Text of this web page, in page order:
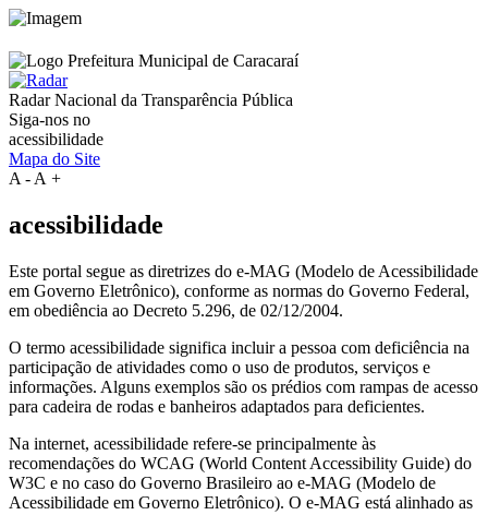
Radar Nacional da Transparência Pública
Siga-nos no
acessibilidade
Mapa do Site
A-A +
acessibilidade
Este portal segue as diretrizes do e-MAG (Modelo de Acessibilidade
em Governo Eletrônico), conforme as normas do Governo Federal,
em obediência ao Decreto 5.296, de 02/12/2004.
O termo acessibilidade significa incluir a pessoa com deficiência na
participação de atividades como o uso de produtos, serviços e
informações. Alguns exemplos são os prédios com rampas de acesso
para cadeira de rodas e banheiros adaptados para deficientes.
Na internet, acessibilidade refere-se principalmente às
recomendações do WCAG (World Content Accessibility Guide) do
W3C e no caso do Governo Brasileiro ao e-MAG (Modelo de
Acessibilidade em Governo Eletrônico). O e-MAG está alinhado as